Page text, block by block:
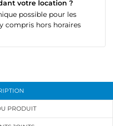
votre location ?
possible pour les
compris hors horaires
PRODUIT